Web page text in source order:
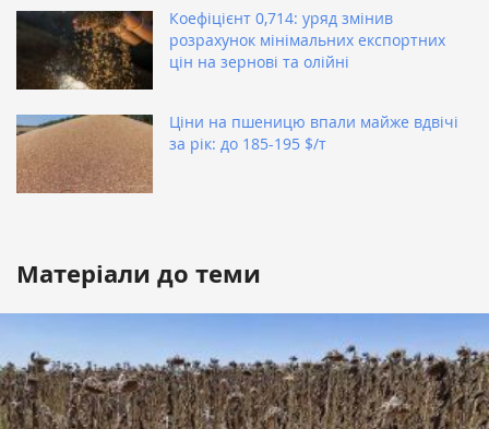
Коефіцієнт 0,714: уряд змінив
розрахунок мінімальних експортних
цін на зернові та олійні
Ціни на пшеницю впали майже вдвічі
за рік: до 185-195 $/т
Матеріали до теми